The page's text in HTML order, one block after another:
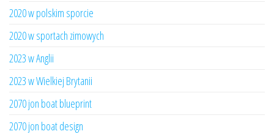
2020 w polskim sporcie
2020 w sportach zimowych
2023 w Anglii
2023 w Wielkiej Brytanii
2070 jon boat blueprint
2070 jon boat design